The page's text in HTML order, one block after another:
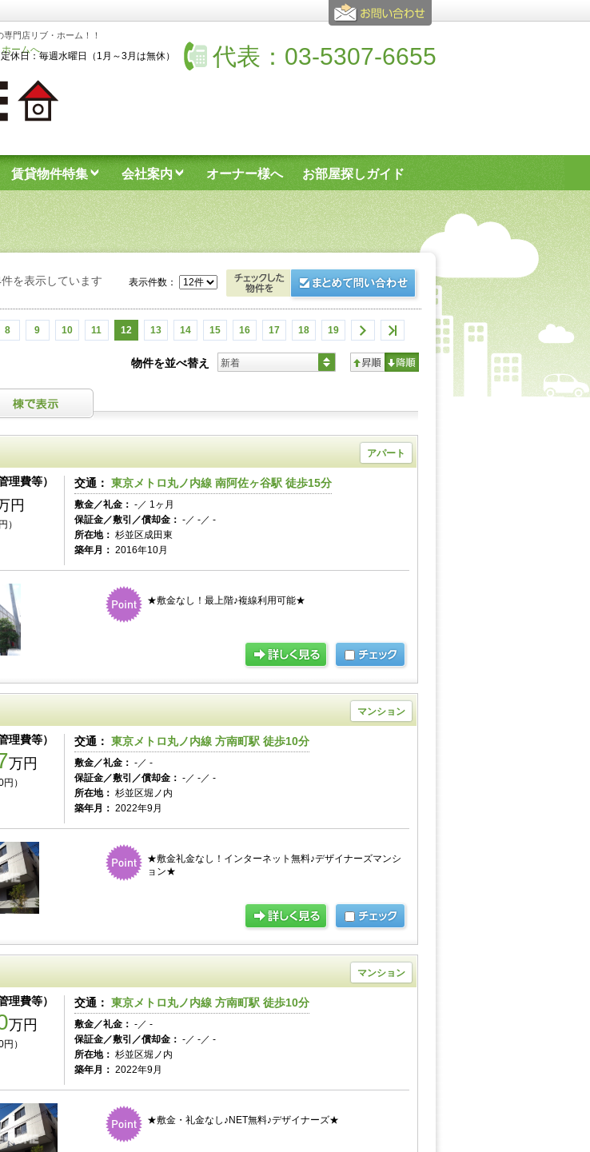
門店リブ・ホーム！！
ームへ 代表：03-5307-6655
休日：毎週水曜日（1月～3月は無休）
賃貸物件特集 会社案内 オーナー様へ お部屋探しガイド
を表示しています
8 9 10 11 12 13 14 15 16 17 18 19
表示件数：
物件を並べ替え 新着
アパート
理費等）
円
）
交通： 東京メトロ丸ノ内線 南阿佐ヶ谷駅 徒歩15分
敷金／礼金： -／ 1ヶ月
保証金／敷引／償却金： -／ -／ -
所在地： 杉並区成田東
築年月： 2016年10月
★敷金なし！最上階♪複線利用可能★
マンション
理費等）
万円
）
交通： 東京メトロ丸ノ内線 方南町駅 徒歩10分
敷金／礼金： -／ -
保証金／敷引／償却金： -／ -／ -
所在地： 杉並区堀ノ内
築年月： 2022年9月
★敷金礼金なし！インターネット無料♪デザイナーズマンシ
ョン★
マンション
理費等）
万円
）
交通： 東京メトロ丸ノ内線 方南町駅 徒歩10分
敷金／礼金： -／ -
保証金／敷引／償却金： -／ -／ -
所在地： 杉並区堀ノ内
築年月： 2022年9月
★敷金・礼金なし♪NET無料♪デザイナーズ★